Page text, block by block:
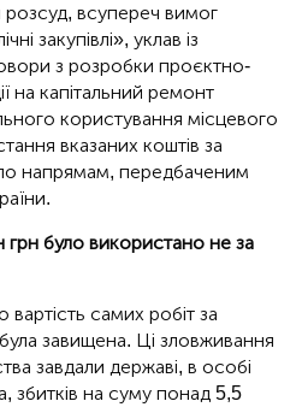
розсуд, всупереч вимог
закупівлі», уклав із
з розробки проєктно-
на капітальний ремонт
користування місцевого
вказаних коштів за
напрямам, передбаченим
грн було використано не за
самих робіт за
завищена. Ці зловживання
завдали державі, в особі
збитків на суму понад 5,5